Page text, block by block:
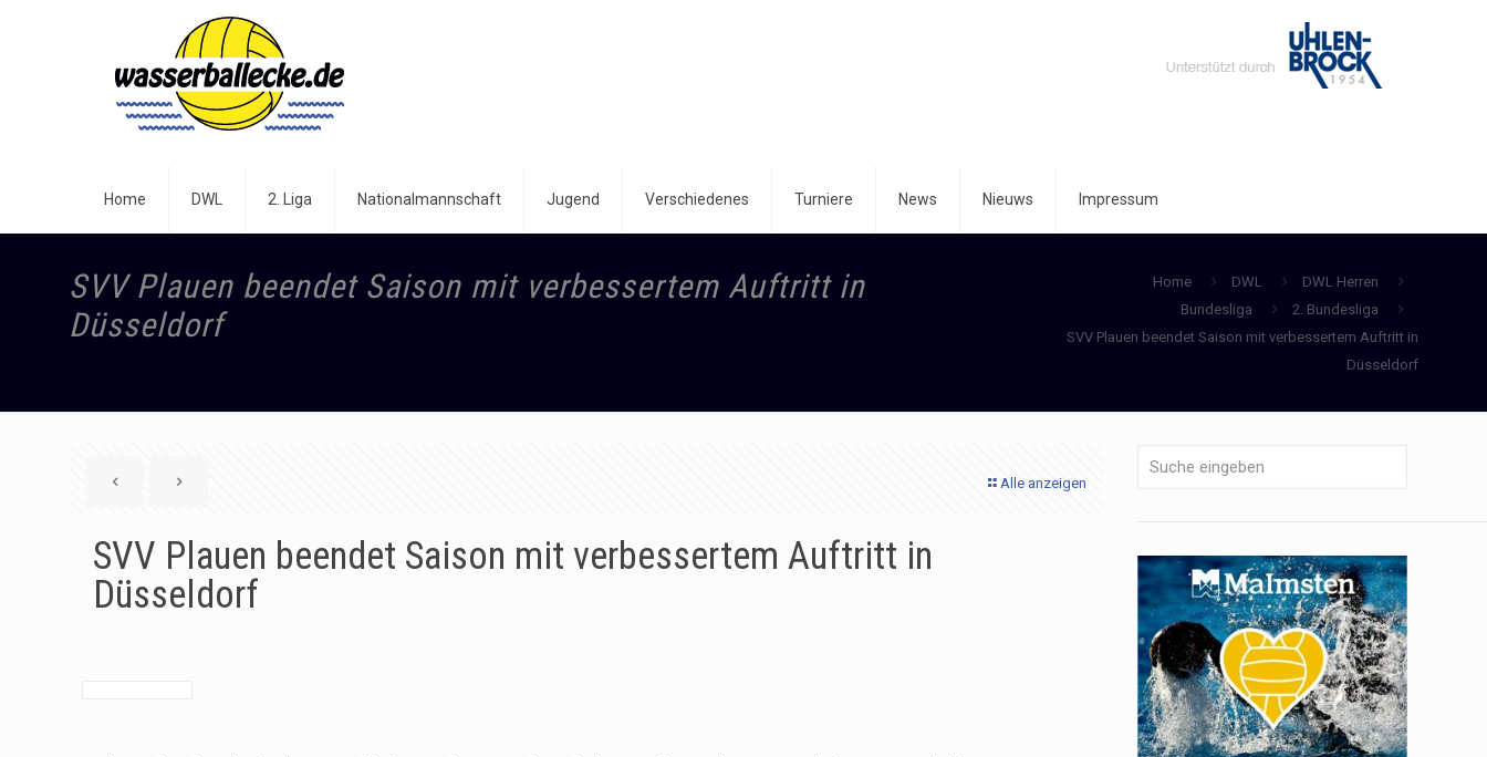
Home DWL 2. Liga Nationalmannschaft Jugend Verschiedenes Turniere News Nieuws Impressum
SVV Plauen beendet Saison mit verbessertem Auftritt in
Düsseldorf
Home DWL
DWL Herren
Bundesliga
2. Bundesliga
SVV Plauen beendet Saison mit verbessertem Auftritt in
Düsseldorf
Alle anzeigen
SVV Plauen beendet Saison mit verbessertem Auftritt in
Düsseldorf